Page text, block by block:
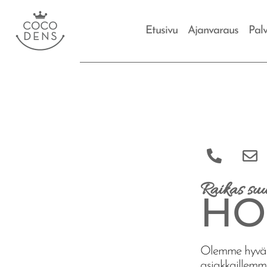
Etusivu Ajanvaraus
Raikas
Olemme